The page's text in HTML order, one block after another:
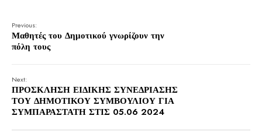
Previous:
Μαθητές του Δημοτικού γνωρίζουν την
πόλη τους
Next:
ΠΡΟΣΚΛΗΣΗ ΕΙΔΙΚΗΣ ΣΥΝΕΔΡΙΑΣΗΣ
ΤΟΥ ΔΗΜΟΤΙΚΟΥ ΣΥΜΒΟΥΛΙΟΥ ΓΙΑ
ΣΥΜΠΑΡΑΣΤΑΤΗ ΣΤΙΣ 05.06 2024